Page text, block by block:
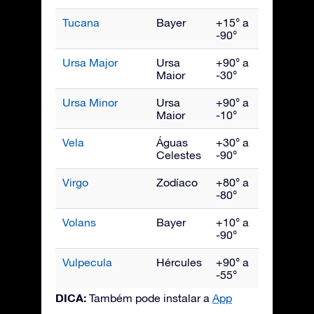
Tucana Bayer
+15° a
-90°
Ursa Major
Ursa
Maior
+90° a
-30°
Ursa Minor
Ursa
Maior
+90° a
-10°
Vela
Águas
Celestes
+30° a
-90°
Virgo Zodíaco
+80° a
-80°
Volans Bayer
+10° a
-90°
Vulpecula Hércules
+90° a
-55°
DICA: Também pode instalar a App